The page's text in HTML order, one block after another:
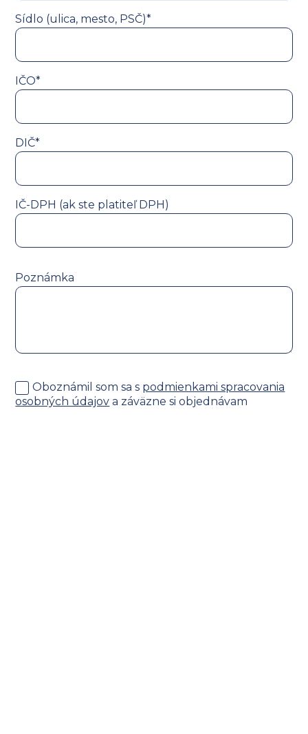
Sídlo (ulica, mesto, PSČ)*
IČO*
DIČ*
IČ-DPH (ak ste platiteľ DPH)
Poznámka
Oboznámil som sa s podmienkami spracovania
osobných údajov a záväzne si objednávam